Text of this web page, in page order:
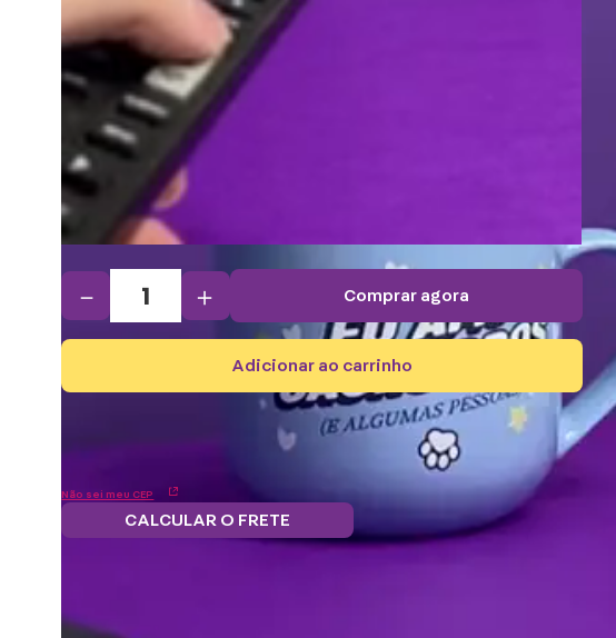
＋
－ comprar agora
adicionar ao carrinho
Não sei meu CEP
CALCULAR O FRETE